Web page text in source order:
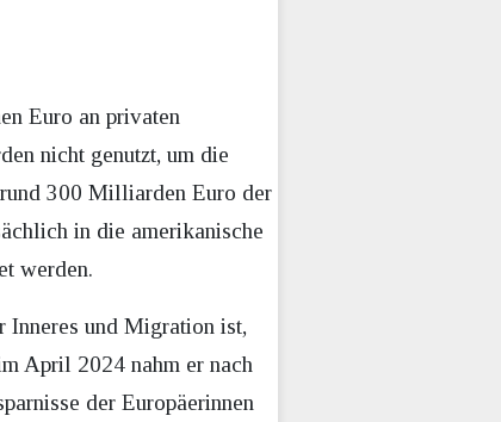
Euro an privaten
nicht genutzt, um die
300 Milliarden Euro der
in die amerikanische
werden.
Inneres und Migration ist,
April 2024 nahm er nach
der Europäerinnen